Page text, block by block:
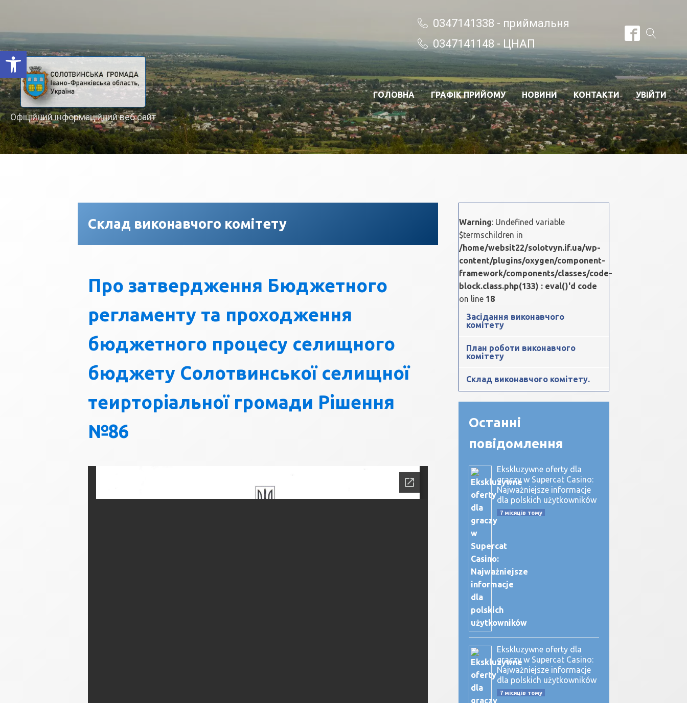
Відкрити Панель інструментів
0347141338 - приймальня
0347141148 - ЦНАП
Офіційний інформаційний веб сайт
ГОЛОВНА ГРАФІК ПРИЙОМУ НОВИНИ КОНТАКТИ УВІЙТИ
Склад виконавчого комітету
Про затвердження Бюджетного
регламенту та проходження
бюджетного процесу селищного
бюджету Солотвинської селищної
теирторіальної громади Рішення
№86
Warning: Undefined variable
$termschildren in
/home/websit22/solotvyn.if.ua/wp-
content/plugins/oxygen/component-
framework/components/classes/code-
block.class.php(133) : eval()'d code
on line 18
Засідання виконавчого
комітету
План роботи виконавчого
комітету
Склад виконавчого комітету.
Останні
повідомлення
Ekskluzywne oferty dla
graczy w Supercat Casino:
Najważniejsze informacje
dla polskich użytkowników
7 місяців тому
Ekskluzywne oferty dla
graczy w Supercat Casino:
Najważniejsze informacje
dla polskich użytkowników
7 місяців тому